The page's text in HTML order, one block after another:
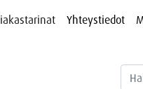
Yhteystiedot